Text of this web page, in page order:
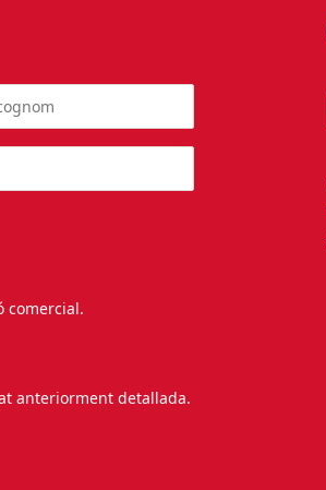
comercial.
anteriorment detallada.